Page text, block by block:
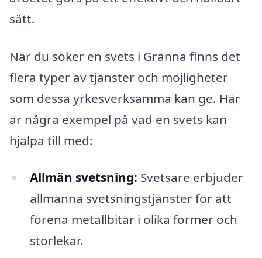
sätt.
När du söker en svets i Gränna finns det
flera typer av tjänster och möjligheter
som dessa yrkesverksamma kan ge. Här
är några exempel på vad en svets kan
hjälpa till med:
Allmän svetsning: Svetsare erbjuder
allmänna svetsningstjänster för att
förena metallbitar i olika former och
storlekar.